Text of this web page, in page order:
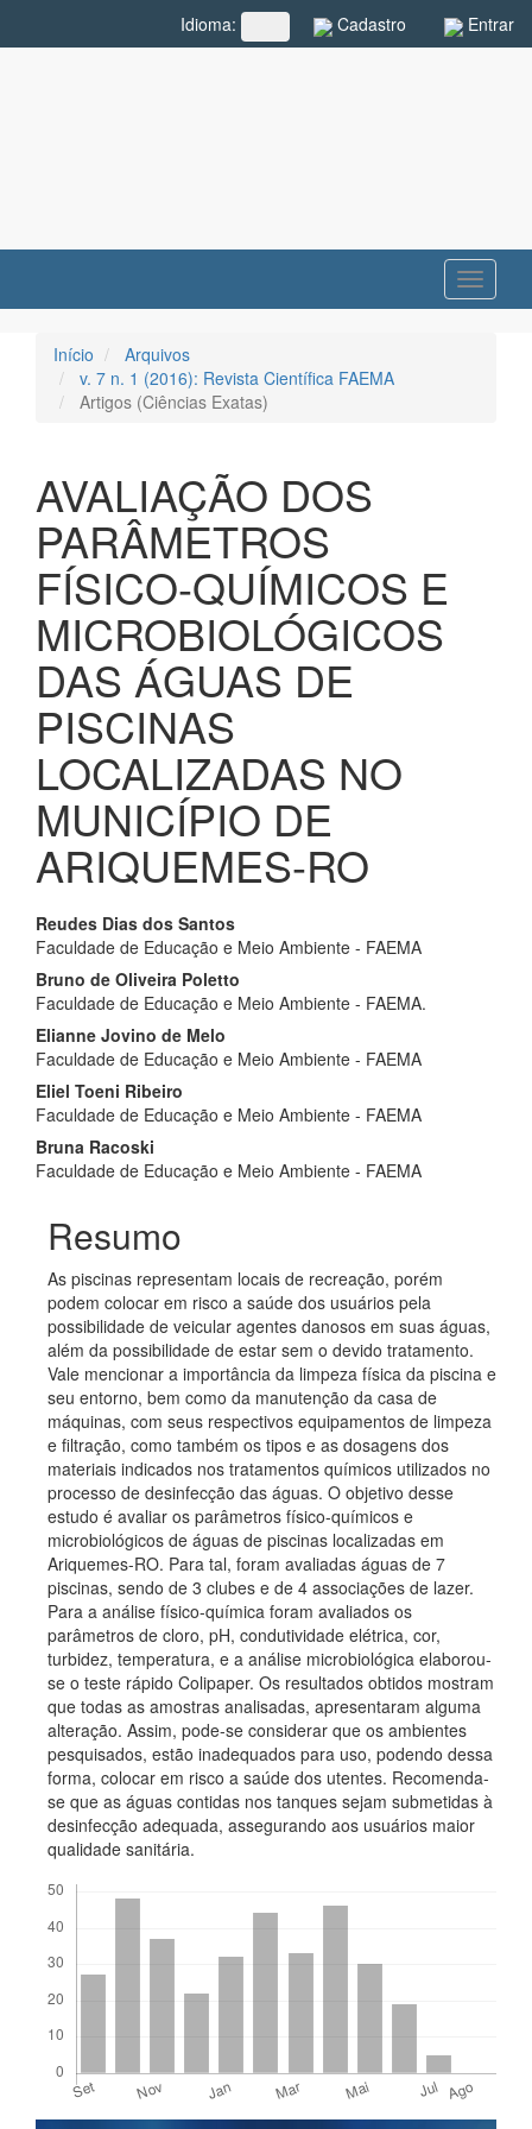
Cadastro Entrar
Idioma: ##plugins.themes.rcf.language.toggle##
Toggle
Início
Arquivos
v. 7 n. 1 (2016): Revista Científica FAEMA
Artigos (Ciências Exatas)
AVALIAÇÃO DOS
PARÂMETROS
FÍSICO-QUÍMICOS E
MICROBIOLÓGICOS
DAS ÁGUAS DE
PISCINAS
LOCALIZADAS NO
MUNICÍPIO DE
ARIQUEMES-RO
Conteúdo
do
artigo
principal
Reudes Dias dos Santos
Faculdade de Educação e Meio Ambiente - FAEMA
Bruno de Oliveira Poletto
Faculdade de Educação e Meio Ambiente - FAEMA.
Elianne Jovino de Melo
Faculdade de Educação e Meio Ambiente - FAEMA
Eliel Toeni Ribeiro
Faculdade de Educação e Meio Ambiente - FAEMA
Bruna Racoski
Faculdade de Educação e Meio Ambiente - FAEMA
Resumo
As piscinas representam locais de recreação, porém
podem colocar em risco a saúde dos usuários pela
possibilidade de veicular agentes danosos em suas águas,
além da possibilidade de estar sem o devido tratamento.
Vale mencionar a importância da limpeza física da piscina e
seu entorno, bem como da manutenção da casa de
máquinas, com seus respectivos equipamentos de limpeza
e filtração, como também os tipos e as dosagens dos
materiais indicados nos tratamentos químicos utilizados no
processo de desinfecção das águas. O objetivo desse
estudo é avaliar os parâmetros físico-químicos e
microbiológicos de águas de piscinas localizadas em
Ariquemes-RO. Para tal, foram avaliadas águas de 7
piscinas, sendo de 3 clubes e de 4 associações de lazer.
Para a análise físico-química foram avaliados os
parâmetros de cloro, pH, condutividade elétrica, cor,
turbidez, temperatura, e a análise microbiológica elaborou-
se o teste rápido Colipaper. Os resultados obtidos mostram
que todas as amostras analisadas, apresentaram alguma
alteração. Assim, pode-se considerar que os ambientes
pesquisados, estão inadequados para uso, podendo dessa
forma, colocar em risco a saúde dos utentes. Recomenda-
se que as águas contidas nos tanques sejam submetidas à
desinfecção adequada, assegurando aos usuários maior
qualidade sanitária.